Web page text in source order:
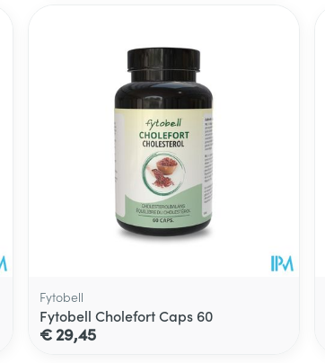
Fytobell
Fytobell Cholefort Caps 60
€ 29,45